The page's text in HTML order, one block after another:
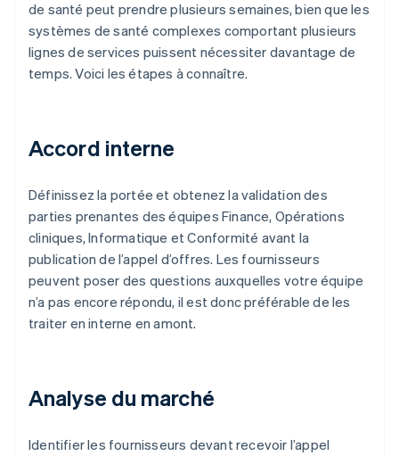
de santé peut prendre plusieurs semaines, bien que les
systèmes de santé complexes comportant plusieurs
lignes de services puissent nécessiter davantage de
temps. Voici les étapes à connaître.
Accord interne
Définissez la portée et obtenez la validation des
parties prenantes des équipes Finance, Opérations
cliniques, Informatique et Conformité avant la
publication de l’appel d’offres. Les fournisseurs
peuvent poser des questions auxquelles votre équipe
n’a pas encore répondu, il est donc préférable de les
traiter en interne en amont.
Analyse du marché
Identifier les fournisseurs devant recevoir l’appel